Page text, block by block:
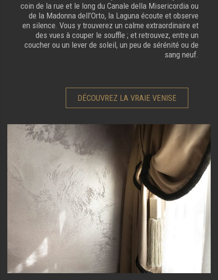
coin de la rue et le long du Canale della Misericordia ou
de la Madonna dell’Orto, la Laguna écoute et observe
en silence. Vous y trouverez un calme extraordinaire et
des vues à couper le souffle ; et retrouvez, entre un
coucher ou un lever de soleil, un peu de sérénité ou de
sang neuf.
DÉCOUVREZ LA VRAIE VENISE